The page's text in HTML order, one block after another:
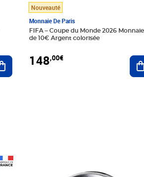
Ajouter au panier
Nouveauté
Monnaie De Paris
FIFA – Coupe du Monde 2026 Monnaie
de 10€ Argent colorisée
148,00€